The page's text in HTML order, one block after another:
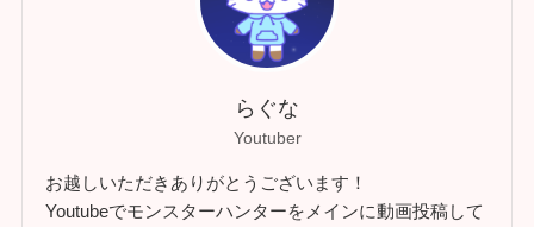
らぐな
Youtuber
お越しいただきありがとうございます！
Youtubeでモンスターハンターをメインに動画投稿して